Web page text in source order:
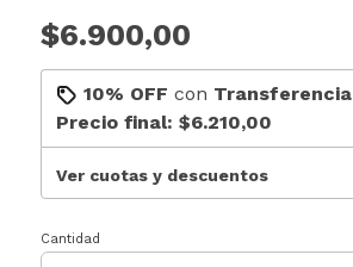
$6.900,00
10% OFF con Transferencia
Precio final: $6.210,00
Ver cuotas y descuentos
Cantidad